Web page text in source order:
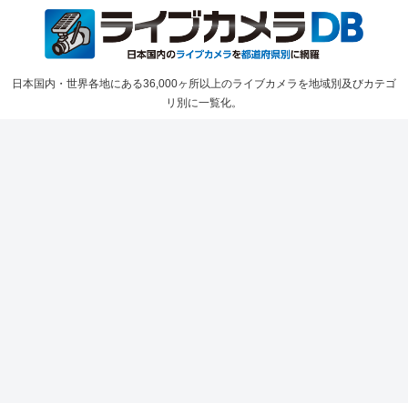
日本国内・世界各地にある36,000ヶ所以上のライブカメラを地域別及びカテゴ
リ別に一覧化。